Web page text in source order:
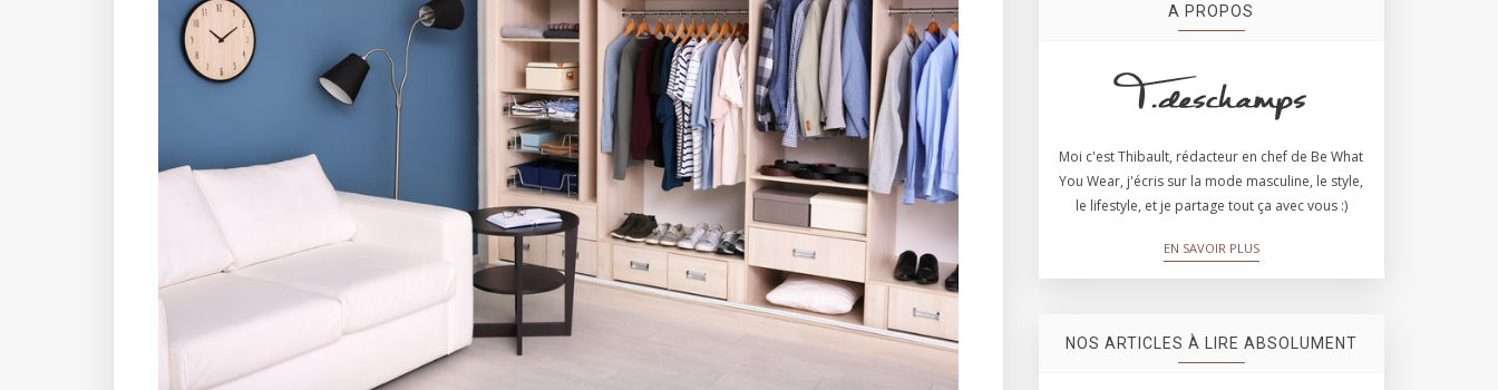
A PROPOS
Moi c'est Thibault, rédacteur en chef de Be What
You Wear, j'écris sur la mode masculine, le style,
le lifestyle, et je partage tout ça avec vous :)
EN SAVOIR PLUS
NOS ARTICLES À LIRE ABSOLUMENT